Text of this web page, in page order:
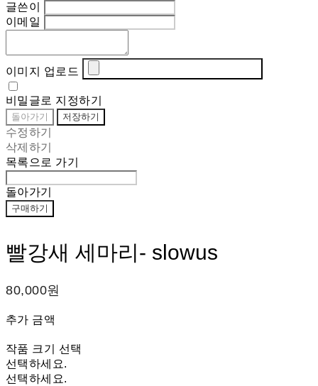
글쓴이
이메일
이미지 업로드
비밀글로 지정하기
돌아가기 저장하기
수정하기
삭제하기
목록으로 가기
돌아가기
구매하기
빨강새 세마리- slowus
80,000원
추가 금액
작품 크기 선택
선택하세요.
선택하세요.